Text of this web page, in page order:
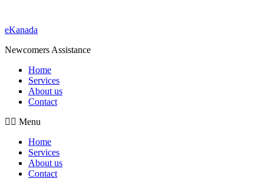
eKanada
Newcomers Assistance
Home
Services
About us
Contact
Menu
Home
Services
About us
Contact